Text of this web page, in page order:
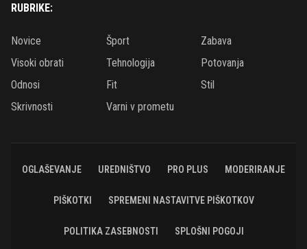
RUBRIKE:
Novice Šport
Zabava
Visoki obrati
Tehnologija
Potovanja
Odnosi
Fit
Stil
Skrivnosti
Varni v prometu
OGLAŠEVANJE UREDNIŠTVO PRO PLUS MODERIRANJE
PIŠKOTKI SPREMENI NASTAVITVE PIŠKOTKOV
POLITIKA ZASEBNOSTI SPLOŠNI POGOJI